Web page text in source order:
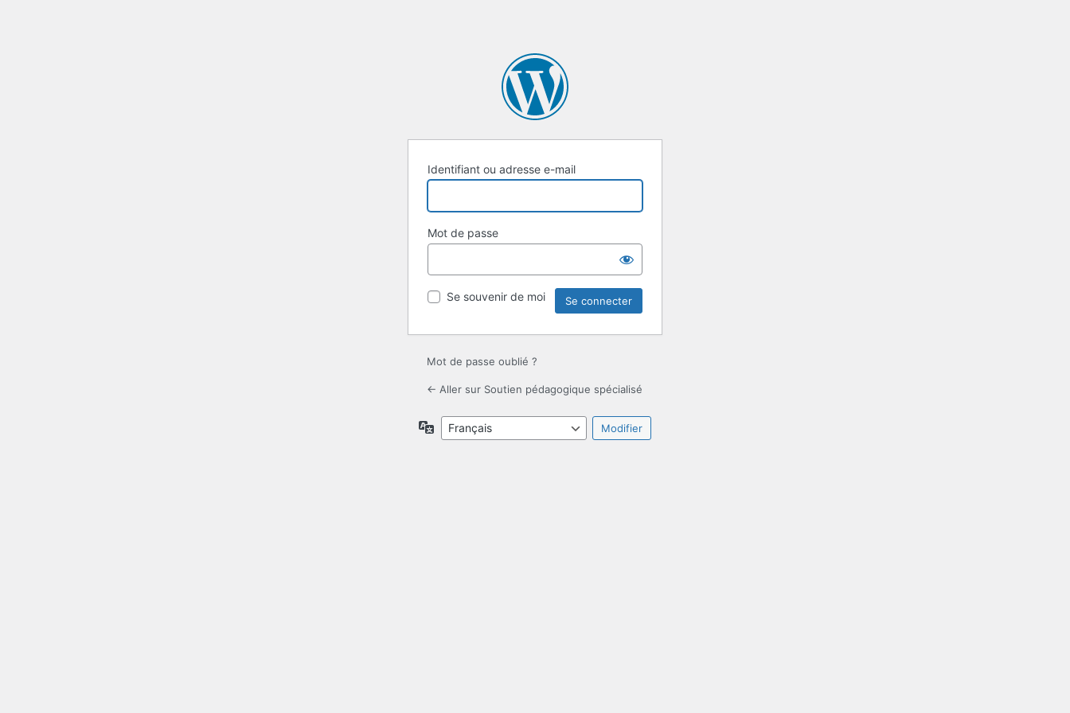
Identifiant ou adresse e-mail
Mot de passe
Se souvenir de moi
Mot de passe oublié ?
← Aller sur Soutien pédagogique spécialisé
Langue